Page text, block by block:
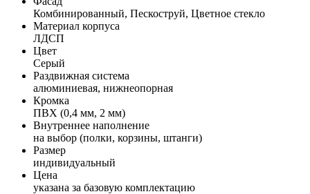
Комбинированный, Пескоструй, Цветное стекло
Материал корпуса
ЛДСП
Цвет
Серый
Раздвижная система
алюминиевая, нижнеопорная
Кромка
ПВХ (0,4 мм, 2 мм)
Внутреннее наполнение
на выбор (полки, корзины, штанги)
Размер
индивидуальный
Цена
указана за базовую комплектацию